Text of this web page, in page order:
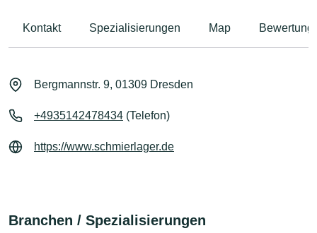
Kontakt Spezialisierungen Map
Bergmannstr. 9, 01309 Dresden
+4935142478434 (Telefon)
https://www.schmierlager.de
Branchen / Spezialisierungen